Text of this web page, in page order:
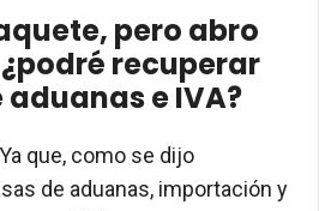
pero abro
recuperar
e IVA?
que, como se dijo
de aduanas, importación y